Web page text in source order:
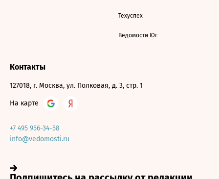
Техуспех
Ведомости Юг
Контакты
127018, г. Москва, ул. Полковая, д. 3, стр. 1
На карте
+7 495 956-34-58
info@vedomosti.ru